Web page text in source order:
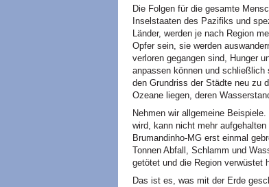
Die Folgen für die gesamte
Inselstaaten des Pazifiks und
Länder, werden je nach Region
Opfer sein, sie werden
verloren gegangen sind, Hunger
anpassen können und schließlich
den Grundriss der Städte neu zu
Ozeane liegen, deren
Nehmen wir allgemeine
wird, kann nicht mehr
Brumandinho-MG erst einmal
Tonnen Abfall, Schlamm und
getötet und die Region verwüstet
Das ist es, was mit der Erde